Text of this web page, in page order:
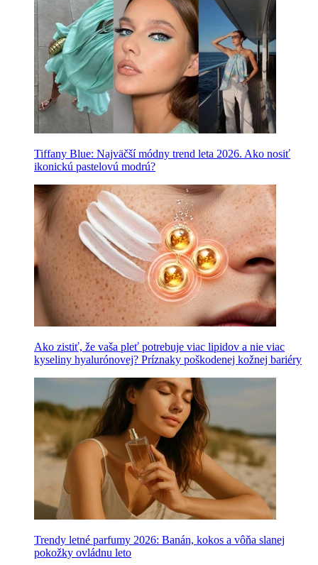
Tiffany Blue: Najväčší módny trend leta 2026. Ako nosiť
ikonickú pastelovú modrú?
Ako zistiť, že vaša pleť potrebuje viac lipidov a nie viac
kyseliny hyalurónovej? Príznaky poškodenej kožnej bariéry
Trendy letné parfumy 2026: Banán, kokos a vôňa slanej
pokožky ovládnu leto